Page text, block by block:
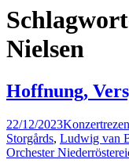
Nielsen
Hoffnung,
22/12/2023
Storgårds, Ludwig van
Orchester